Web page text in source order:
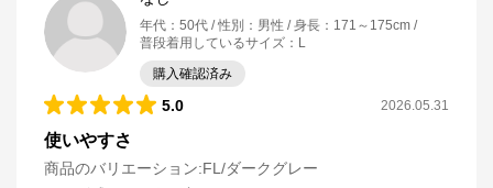
年代 ： 50代 性別 ： 男性 身長 ： 171～175cm
普段着用しているサイズ ： L
購入確認済み
5.0 2026.05.31
使いやすさ
商品のバリエーション:FL/ダークグレー